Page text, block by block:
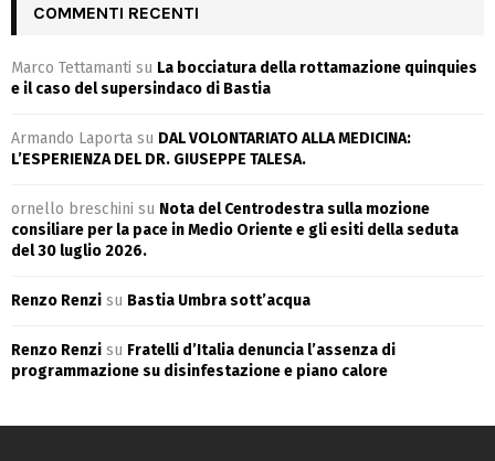
COMMENTI RECENTI
Marco Tettamanti su La bocciatura della rottamazione quinquies
e il caso del supersindaco di Bastia
Armando Laporta su DAL VOLONTARIATO ALLA MEDICINA:
L’ESPERIENZA DEL DR. GIUSEPPE TALESA.
ornello breschini su Nota del Centrodestra sulla mozione
consiliare per la pace in Medio Oriente e gli esiti della seduta
del 30 luglio 2026.
Renzo Renzi su Bastia Umbra sott’acqua
Renzo Renzi su Fratelli d’Italia denuncia l’assenza di
programmazione su disinfestazione e piano calore